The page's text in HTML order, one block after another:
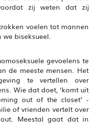
zij weten dat zij
voelen tot mannen
we biseksueel.
gevoelens te
de meeste mensen. Het
te vertellen over
Wie dat doet, ‘komt uit
out of the closet’ -
of vrienden vertelt over
Meestal gaat dat in